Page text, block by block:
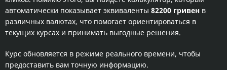
автоматически показывает эквиваленты 82200 гривен в
различных валютах, что помогает ориентироваться в
текущих курсах и принимать выгодные решения.
Курс обновляется в режиме реального времени, чтобы
предоставить вам точную информацию.